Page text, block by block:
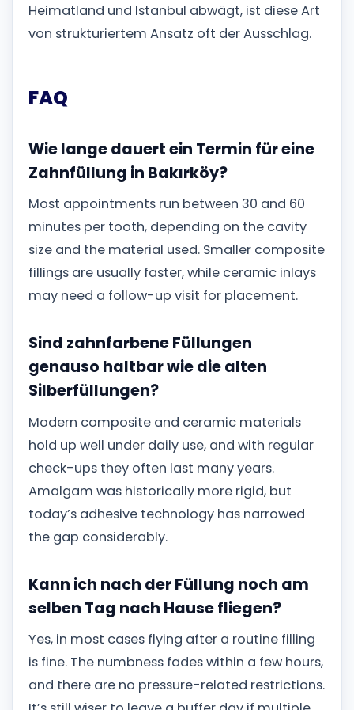
Heimatland und Istanbul abwägt, ist diese Art
von strukturiertem Ansatz oft der Ausschlag.
FAQ
Wie lange dauert ein Termin für eine
Zahnfüllung in Bakırköy?
Most appointments run between 30 and 60
minutes per tooth, depending on the cavity
size and the material used. Smaller composite
fillings are usually faster, while ceramic inlays
may need a follow-up visit for placement.
Sind zahnfarbene Füllungen
genauso haltbar wie die alten
Silberfüllungen?
Modern composite and ceramic materials
hold up well under daily use, and with regular
check-ups they often last many years.
Amalgam was historically more rigid, but
today’s adhesive technology has narrowed
the gap considerably.
Kann ich nach der Füllung noch am
selben Tag nach Hause fliegen?
Yes, in most cases flying after a routine filling
is fine. The numbness fades within a few hours,
and there are no pressure-related restrictions.